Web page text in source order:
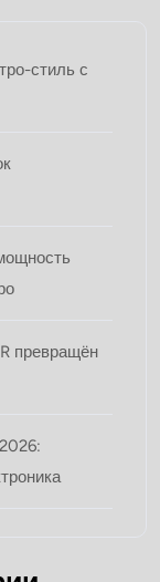
стиль с
превращён